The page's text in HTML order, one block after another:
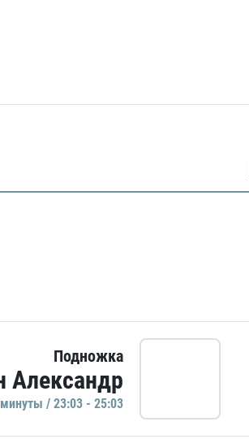
Подножка
Александр
/ 23:03 - 25:03